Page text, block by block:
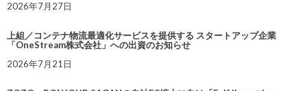
2026年7月27日
上組／コンテナ物流最適化サービスを提供する スタートアップ企業
「OneStream株式会社」への出資のお知らせ
2026年7月21日